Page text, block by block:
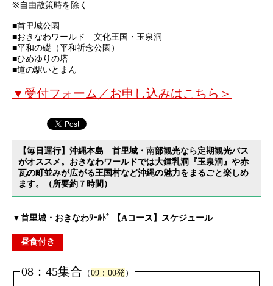
※自由散策時を除く
■首里城公園
■おきなわワールド 文化王国・玉泉洞
■平和の礎（平和祈念公園）
■ひめゆりの塔
■道の駅いとまん
▼受付フォーム／お申し込みはこちら＞
【毎日運行】沖縄本島 首里城・南部観光なら定期観光バス
がオススメ。おきなわワールドでは大鍾乳洞『玉泉洞』や赤
瓦の町並みが広がる王国村など沖縄の魅力をまるごと楽しめ
ます。（所要約７時間）
▼首里城・おきなわﾜｰﾙﾄﾞ 【Aコース】スケジュール
昼食付き
08：45集合 （09：00発 ）